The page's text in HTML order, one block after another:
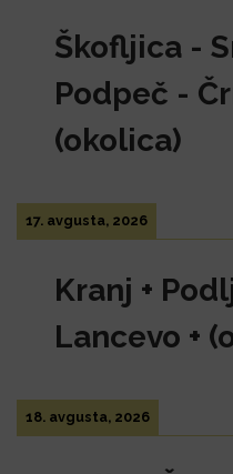
Škofljica -
Podpeč -
(okolica)
17. avgusta, 2026
Kranj +
Lancevo +
18. avgusta, 2026